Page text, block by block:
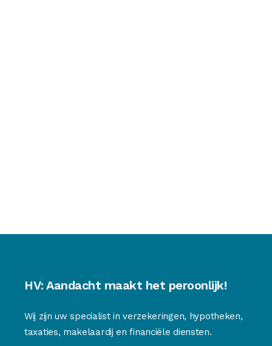
HV: Aandacht maakt het peroonlijk!
Wij zijn uw specialist in verzekeringen, hypotheken,
taxaties, makelaardij en financiële diensten.